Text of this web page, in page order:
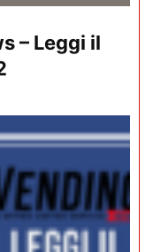
– Leggi il